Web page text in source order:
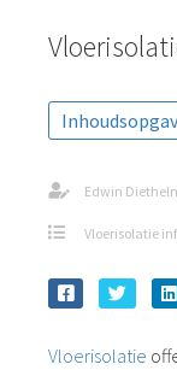
Edwin
Vloerisolatie
Vloerisolatie